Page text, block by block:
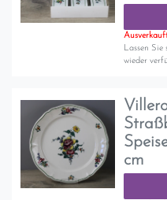
Lassen
wieder
cm